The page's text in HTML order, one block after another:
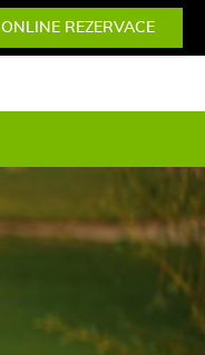
ONLINE REZERVACE